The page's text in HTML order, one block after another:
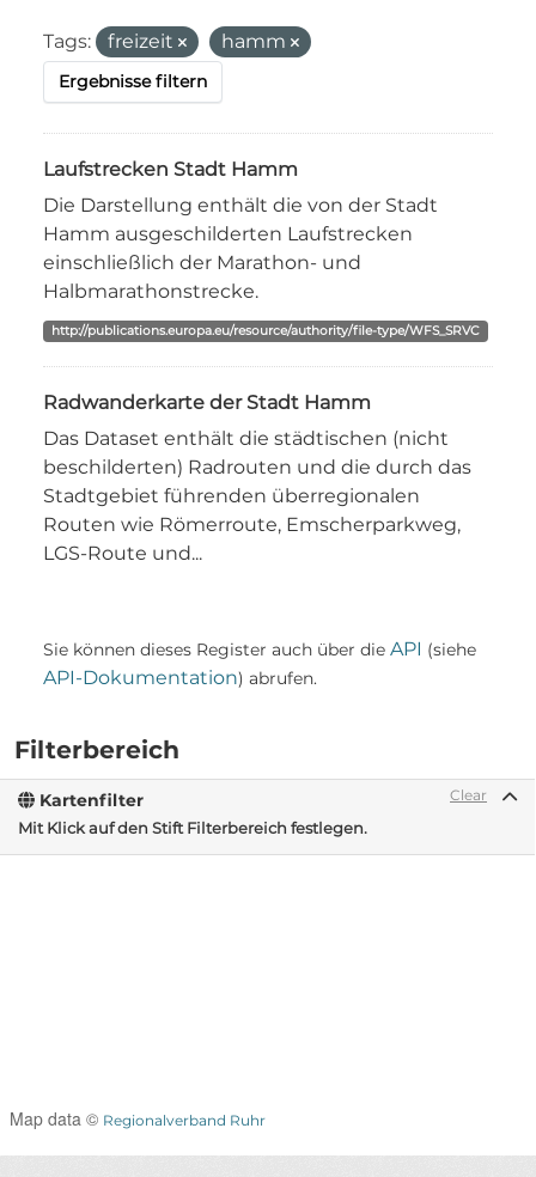
Filterbereich
Clear
Kartenfilter
Mit Klick auf den Stift Filterbereich festlegen.
Map data © Regionalverband Ruhr
Tags: freizeit hamm
Ergebnisse filtern
Laufstrecken Stadt Hamm
Die Darstellung enthält die von der Stadt
Hamm ausgeschilderten Laufstrecken
einschließlich der Marathon- und
Halbmarathonstrecke.
http://publications.europa.eu/resource/authority/file-type/WFS_SRVC
Radwanderkarte der Stadt Hamm
Das Dataset enthält die städtischen (nicht
beschilderten) Radrouten und die durch das
Stadtgebiet führenden überregionalen
Routen wie Römerroute, Emscherparkweg,
LGS-Route und...
Sie können dieses Register auch über die API (siehe
API-Dokumentation) abrufen.